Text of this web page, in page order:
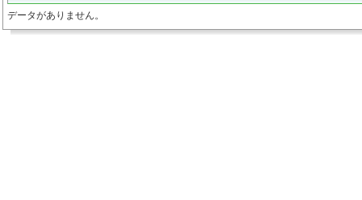
データがありません。